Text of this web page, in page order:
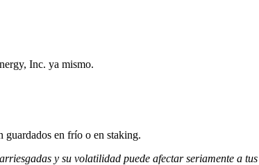
Inc. ya mismo.
guardados en frío o en staking.
y su volatilidad puede afectar seriamente a